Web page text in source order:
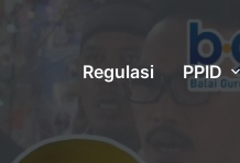
Regulasi PPID